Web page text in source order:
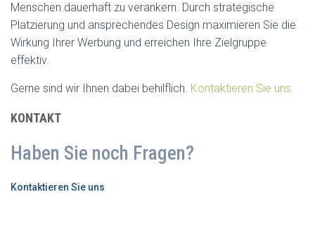
Menschen dauerhaft zu verankern. Durch strategische
Platzierung und ansprechendes Design maximieren Sie die
Wirkung Ihrer Werbung und erreichen Ihre Zielgruppe
effektiv.
Gerne sind wir Ihnen dabei behilflich. Kontaktieren Sie uns.
KONTAKT
Haben Sie noch Fragen?
Kontaktieren Sie uns